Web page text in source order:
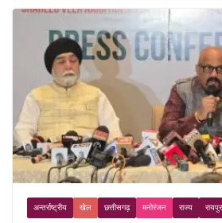
अन्तर्राष्ट्रीय खेल छत्तीसगढ़ मनोरंजन राज्य रायपुर